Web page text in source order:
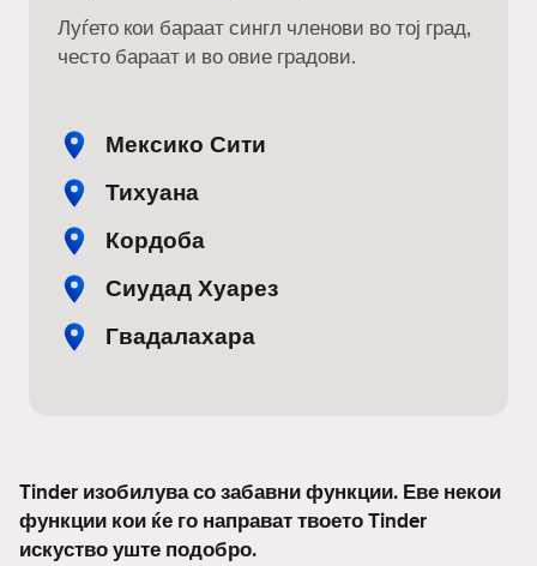
Луѓето кои бараат сингл членови во тој град,
често бараат и во овие градови.
Мексико Сити
Тихуана
Кордоба
Сиудад Хуарез
Гвадалахара
Tinder изобилува со забавни функции. Еве некои
функции кои ќе го направат твоето Tinder
искуство уште подобро.